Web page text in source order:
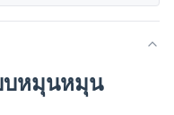
บหมุนหมุน